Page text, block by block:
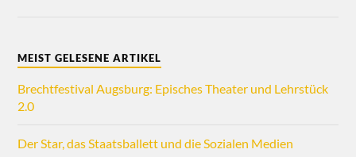
MEIST GELESENE ARTIKEL
Brechtfestival Augsburg: Episches Theater und Lehrstück
2.0
Der Star, das Staatsballett und die Sozialen Medien